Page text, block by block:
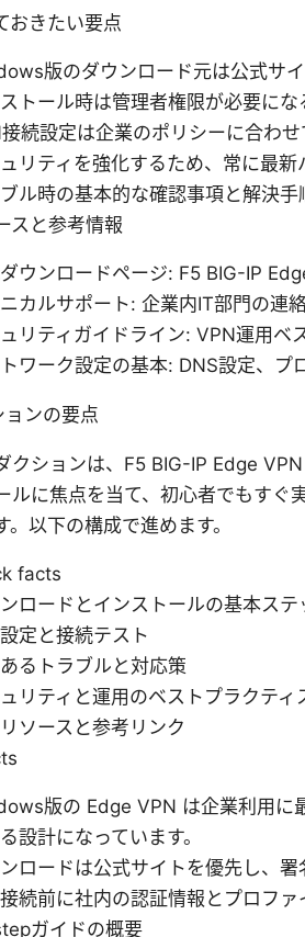
おきたい要点
版のダウンロード元は公式サ
トール時は管理者権限が必要にな
続設定は企業のポリシーに合わ
リティを強化するため、常に最
ブル時の基本的な確認事項と解決
スと参考情報
ウンロードページ: F5 BIG-IP
カルサポート: 企業内IT部門の連
リティガイドライン: VPN運用ベ
ワーク設定の基本: DNS設定、プ
ンの要点
クションは、F5 BIG-IP Edge
ルに焦点を当て、初心者でもすぐ
。以下の構成で進めます。
facts
ロードとインストールの基本ステ
定と接続テスト
るトラブルと対応策
リティと運用のベストプラクティ
ソースと参考リンク
版の Edge VPN は企業利用に
設計になっています。
ロードは公式サイトを優先し、署
続前に社内の認証情報とプロファ
ガイドの概要